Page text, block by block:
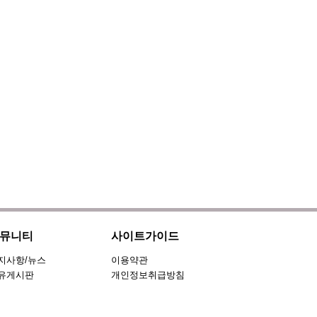
니티
사항/뉴스
게시판
사이트가이드
이용약관
개인정보취급방침